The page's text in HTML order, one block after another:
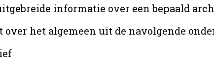
informatie over een bepaald
over het algemeen uit de navolgende